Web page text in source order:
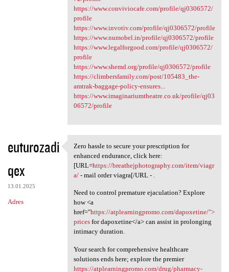
https://www.conviviocafe.com/profile/qj0306572/
profile
https://www.invotiv.com/profile/qj0306572/profile
https://www.numobel.in/profile/qj0306572/profile
https://www.legalforgood.com/profile/qj0306572/
profile
https://www.shemd.org/profile/qj0306572/profile
https://climbersfamily.com/post/105483_the-
amtrak-baggage-policy-ensures...
https://www.imaginariumtheatre.co.uk/profile/qj03
06572/profile
euturozadi
qex
13.01.2025
Adres
Zero hassle to secure your
Zero hassle to secure your prescription for
enhanced endurance, click here:
[URL=https://breathejphotography.com/item/viagr
a/- mail order viagra[/URL - .
Need to control premature ejaculation? Explore
how <a
href="https://atplearningpromo.com/dapoxetine/">
pricesfor dapoxetine</a> can assist in prolonging
intimacy duration.
Your search for comprehensive healthcare
solutions ends here; explore the premier
https://atplearningpromo.com/drug/pharmacy-